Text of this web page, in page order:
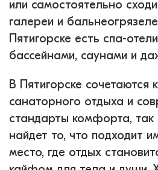
или самостоятельно
галереи и
Пятигорске есть спа-
бассейнами, саунами и
В Пятигорске сочетаются
санаторного отдыха и
стандарты комфорта, так
найдет то, что подходит
место, где отдых